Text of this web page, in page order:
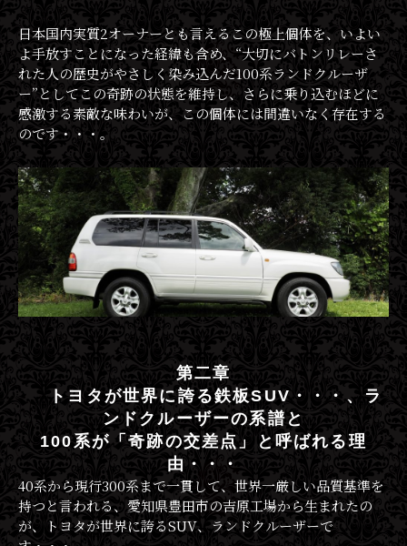
日本国内実質2オーナーとも言えるこの極上個体を、いよい
よ手放すことになった経緯も含め、“大切にバトンリレーさ
れた人の歴史がやさしく染み込んだ100系ランドクルーザ
ー”としてこの奇跡の状態を維持し、さらに乗り込むほどに
感激する素敵な味わいが、この個体には間違いなく存在する
のです・・・。
第二章
トヨタが世界に誇る鉄板SUV・・・、ラ
ンドクルーザーの系譜と
100系が「奇跡の交差点」と呼ばれる理
由・・・
40系から現行300系まで一貫して、世界一厳しい品質基準を
持つと言われる、愛知県豊田市の吉原工場から生まれたの
が、トヨタが世界に誇るSUV、ランドクルーザーで